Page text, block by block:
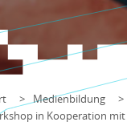
Medienbildung
in Kooperation